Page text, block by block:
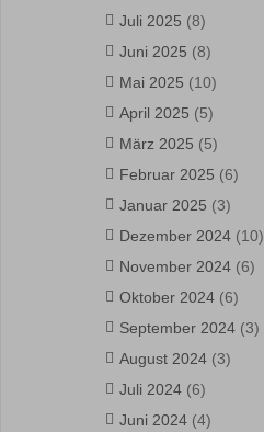
Juli 2025 (8)
Juni 2025 (8)
Mai 2025 (10)
April 2025 (5)
März 2025 (5)
Februar 2025 (6)
Januar 2025 (3)
Dezember 2024 (10)
November 2024 (6)
Oktober 2024 (6)
September 2024 (3)
August 2024 (3)
Juli 2024 (6)
Juni 2024 (4)